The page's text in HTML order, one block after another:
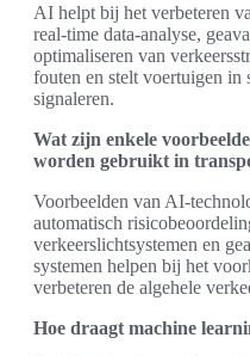
AI helpt bij het verbeteren
real-time data-analyse,
optimaliseren van
fouten en stelt voertuigen in
signaleren.
Wat zijn enkele
worden gebruikt in
Voorbeelden van AI-
automatisch
verkeerslichtsystemen en
systemen helpen bij het
verbeteren de algehele
Hoe draagt machine